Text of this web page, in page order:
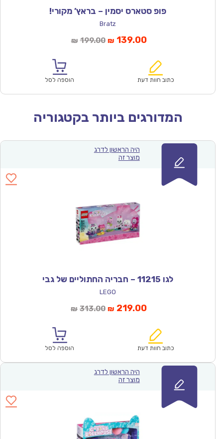
פופ סטארס יסמין – בראץ’ מקורי!
Bratz
₪ 199.00המחיר
₪199.00.
₪ 139.00המחיר
הוא:
כתוב חוות דעת הוספה לסל
המדורגים ביותר בקטגוריה
היה הראשון לדרג
מוצר זה
לגו 11215 – חבריה החתוליים של גבי
LEGO
₪ 313.00המחיר
₪313.00.
₪ 219.00המחיר
הוא:
כתוב חוות דעת הוספה לסל
היה הראשון לדרג
מוצר זה